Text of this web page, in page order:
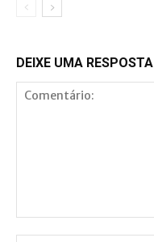
DEIXE UMA RESPOSTA